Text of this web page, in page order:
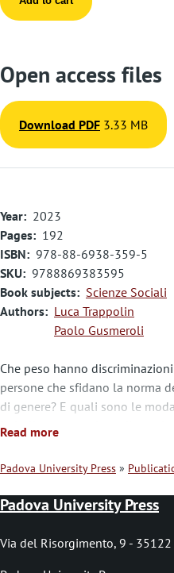
Open access files
Download PDF 3.33 MB
Year
2023
Pages
192
ISBN
978-88-6938-359-5
SKU 9788869383595
Book subjects
Scienze Sociali
Authors
Luca Trappolin
Paolo Gusmeroli
Che peso hanno
persone che sfidano la norma
di genere? E quali sono le
In Italia sono poche e
in gran parte agli studi
tema solo in anni recenti. Il
discriminazione e violenza
Read more
B
r
e
Padova University Press
Padova University Press
Via del Risorgimento, 9 - 35122